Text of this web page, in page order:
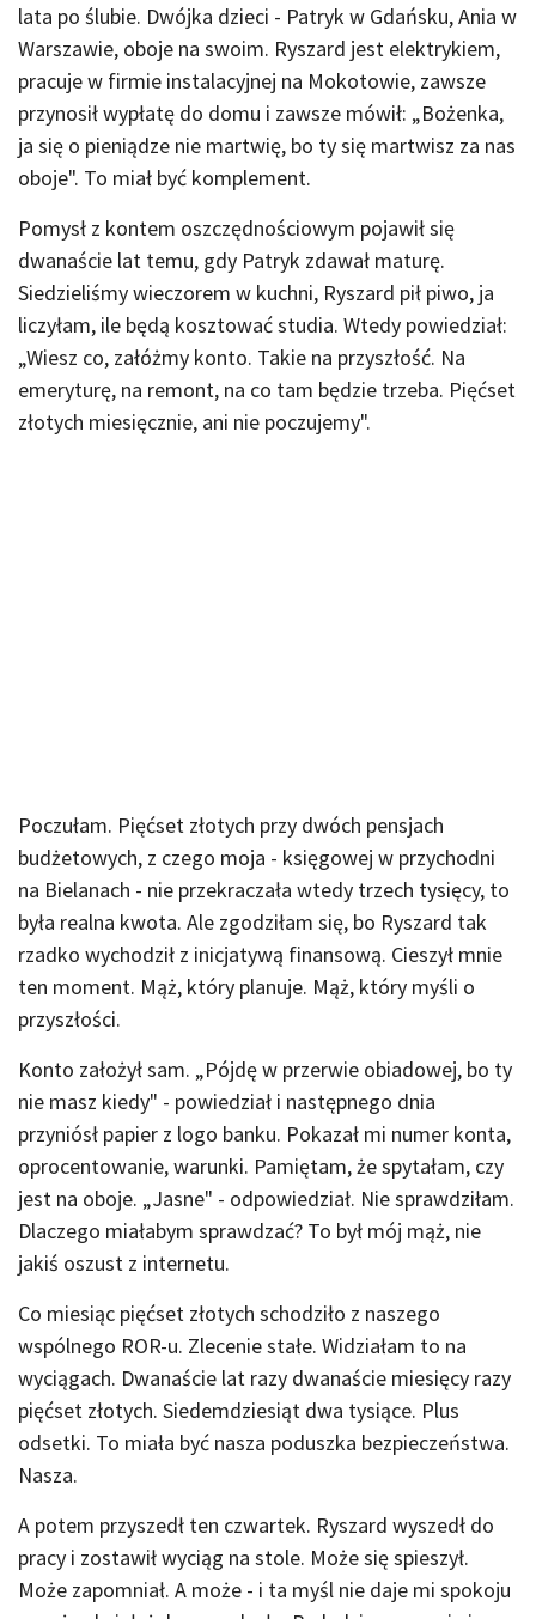
lata po ślubie. Dwójka dzieci - Patryk w Gdańsku, Ania w
Warszawie, oboje na swoim. Ryszard jest elektrykiem,
pracuje w firmie instalacyjnej na Mokotowie, zawsze
przynosił wypłatę do domu i zawsze mówił: „Bożenka,
ja się o pieniądze nie martwię, bo ty się martwisz za nas
oboje". To miał być komplement.
Pomysł z kontem oszczędnościowym pojawił się
dwanaście lat temu, gdy Patryk zdawał maturę.
Siedzieliśmy wieczorem w kuchni, Ryszard pił piwo, ja
liczyłam, ile będą kosztować studia. Wtedy powiedział:
„Wiesz co, załóżmy konto. Takie na przyszłość. Na
emeryturę, na remont, na co tam będzie trzeba. Pięćset
złotych miesięcznie, ani nie poczujemy".
Poczułam. Pięćset złotych przy dwóch pensjach
budżetowych, z czego moja - księgowej w przychodni
na Bielanach - nie przekraczała wtedy trzech tysięcy, to
była realna kwota. Ale zgodziłam się, bo Ryszard tak
rzadko wychodził z inicjatywą finansową. Cieszył mnie
ten moment. Mąż, który planuje. Mąż, który myśli o
przyszłości.
Konto założył sam. „Pójdę w przerwie obiadowej, bo ty
nie masz kiedy" - powiedział i następnego dnia
przyniósł papier z logo banku. Pokazał mi numer konta,
oprocentowanie, warunki. Pamiętam, że spytałam, czy
jest na oboje. „Jasne" - odpowiedział. Nie sprawdziłam.
Dlaczego miałabym sprawdzać? To był mój mąż, nie
jakiś oszust z internetu.
Co miesiąc pięćset złotych schodziło z naszego
wspólnego ROR-u. Zlecenie stałe. Widziałam to na
wyciągach. Dwanaście lat razy dwanaście miesięcy razy
pięćset złotych. Siedemdziesiąt dwa tysiące. Plus
odsetki. To miała być nasza poduszka bezpieczeństwa.
Nasza.
A potem przyszedł ten czwartek. Ryszard wyszedł do
pracy i zostawił wyciąg na stole. Może się spieszył.
Może zapomniał. A może - i ta myśl nie daje mi spokoju